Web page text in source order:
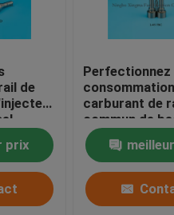
de
4D24004/4D24104
prix
Perfectionnez
carburant de
commun de
d'injecteur de
carburant de
de conception